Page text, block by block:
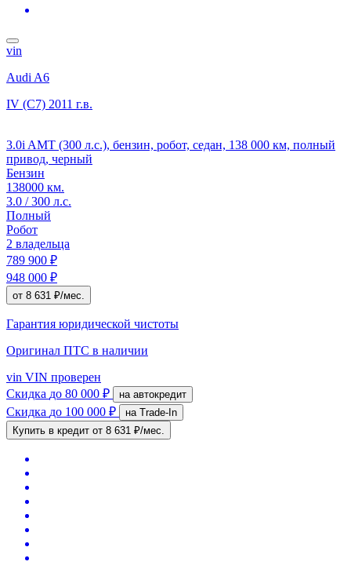
vin
Audi A6
IV (C7) 2011 г.в.
3.0i AMT (300 л.с.), бензин, робот, седан, 138 000 км, полный
привод, черный
Бензин
138000 км.
3.0 / 300 л.с.
Полный
Робот
2 владельца
789 900 ₽
948 000 ₽
от 8 631 ₽/мес.
Гарантия юридической чистоты
Оригинал ПТС в наличии
vin VIN проверен
Скидка до 80 000 ₽ на автокредит
Скидка до 100 000 ₽
на Trade-In
Купить в кредит от 8 631 ₽/мес.